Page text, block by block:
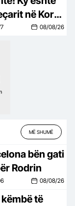
në Korçë
08/08/26
MË SHUMË
bën gati
Rodrin
08/08/26
të